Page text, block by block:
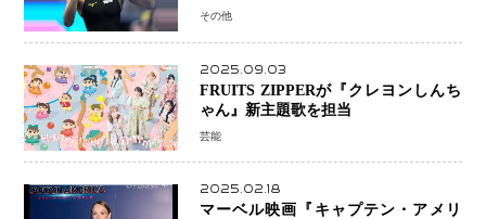
糧に、28年ロサンゼルス五輪へ再始動
その他
2025.09.03
FRUITS ZIPPERが『クレヨンしんち
ゃん』新主題歌を担当
芸能
2025.02.18
マーベル映画『キャプテン・アメリ